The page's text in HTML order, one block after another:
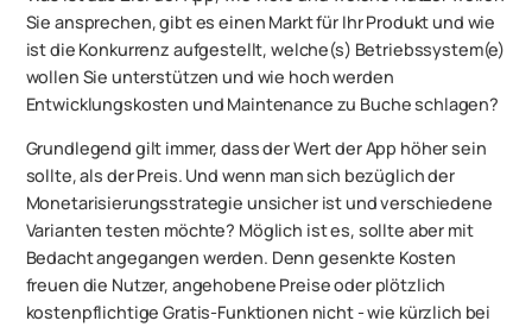
Sie ansprechen, gibt es einen Markt für Ihr Produkt und wie
ist die Konkurrenz aufgestellt, welche(s) Betriebssystem(e)
wollen Sie unterstützen und wie hoch werden
Entwicklungskosten und Maintenance zu Buche schlagen?
Grundlegend gilt immer, dass der Wert der App höher sein
sollte, als der Preis. Und wenn man sich bezüglich der
Monetarisierungsstrategie unsicher ist und verschiedene
Varianten testen möchte? Möglich ist es, sollte aber mit
Bedacht angegangen werden. Denn gesenkte Kosten
freuen die Nutzer, angehobene Preise oder plötzlich
kostenpflichtige Gratis-Funktionen nicht - wie kürzlich bei